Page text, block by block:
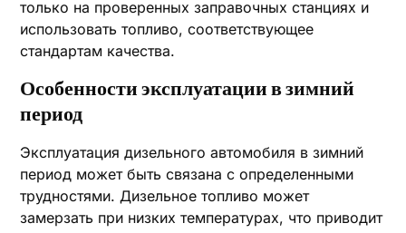
только на проверенных заправочных станциях и
использовать топливо, соответствующее
стандартам качества.
Особенности эксплуатации в зимний
период
Эксплуатация дизельного автомобиля в зимний
период может быть связана с определенными
трудностями. Дизельное топливо может
замерзать при низких температурах, что приводит